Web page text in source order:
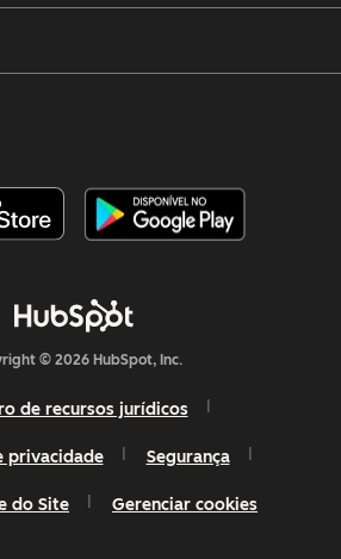
© 2026 HubSpot, Inc.
de recursos jurídicos
privacidade Segurança
do Site Gerenciar cookies